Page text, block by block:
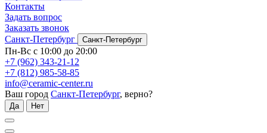
Контакты
Задать вопрос
Заказать звонок
Санкт-Петербург
Санкт-Петербург
Пн-Вс с 10:00 до 20:00
+7 (962) 343-21-12
+7 (812) 985-58-85
info@ceramic-center.ru
Ваш город Санкт-Петербург, верно?
Да Нет